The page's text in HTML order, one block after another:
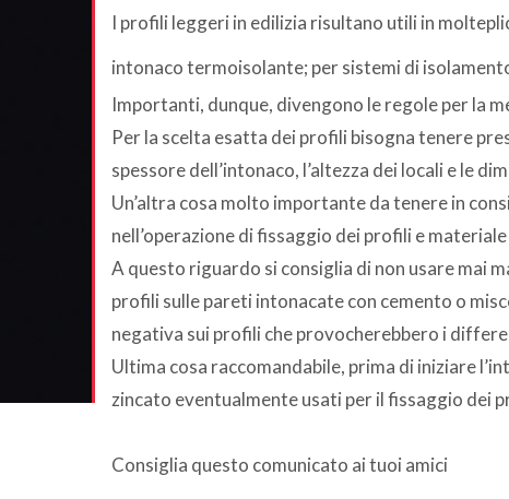
I profili leggeri in edilizia risultano utili in
intonaco termoisolante; per sistemi di
Importanti, dunque, divengono le regole per la
Per la scelta esatta dei profili bisogna tenere
spessore dell’intonaco, l’altezza dei locali e le
Un’altra cosa molto importante da tenere in
nell’operazione di fissaggio dei profili e
A questo riguardo si consiglia di non usare mai
profili sulle pareti intonacate con cemento o
negativa sui profili che provocherebbero i
Ultima cosa raccomandabile, prima di iniziare
zincato eventualmente usati per il fissaggio dei
Consiglia questo comunicato ai tuoi amici